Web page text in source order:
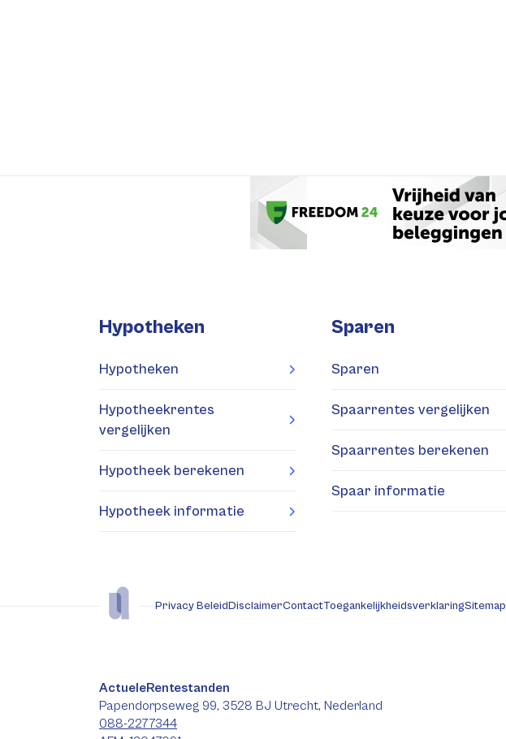
Hypotheken
Hypotheken
Hypotheekrentes
vergelijken
Hypotheek berekenen
Hypotheek informatie
Sparen
Sparen
Spaarrentes vergelijken
Spaarrentes berekenen
Spaar informatie
Privacy BeleidDisclaimerContactToegankelijkheidsverklaringSitemap
ActueleRentestanden
Papendorpseweg 99, 3528 BJ Utrecht, Nederland
088-2277344